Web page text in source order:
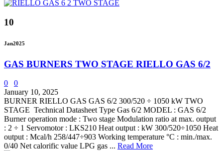
10
Jan2025
GAS BURNERS TWO STAGE RIELLO GAS 6/2
0
0
January 10, 2025
BURNER RIELLO GAS GAS 6/2 300/520 ÷ 1050 kW TWO
STAGE Technical Datasheet Type Gas 6/2 MODEL : GAS 6/2
Burner operation mode : Two stage Modulation ratio at max. output
: 2 ÷ 1 Servomotor : LKS210 Heat output : kW 300/520÷1050 Heat
output : Mcal/h 258/447÷903 Working temperature °C : min./max.
0/40 Net calorific value LPG gas ... Read More